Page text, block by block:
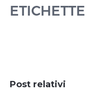
ETICHETTE
Post relativi